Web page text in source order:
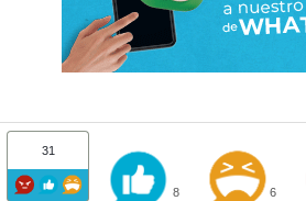
31
8 6